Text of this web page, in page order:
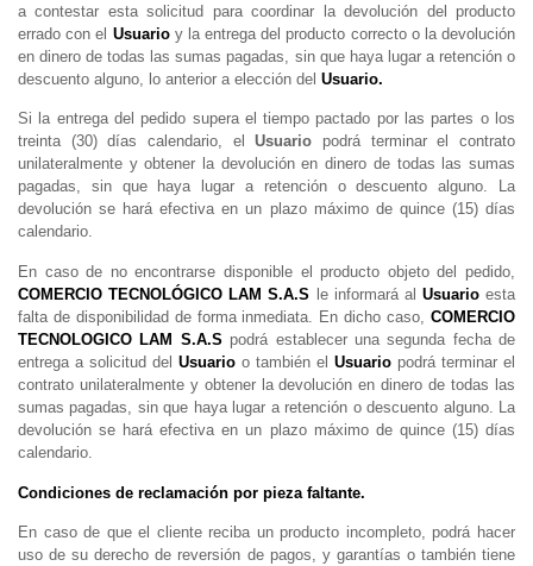
a contestar esta solicitud para coordinar la devolución del producto
errado con el Usuarioy la entrega del producto correcto o la devolución
en dinero de todas las sumas pagadas, sin que haya lugar a retención o
descuento alguno, lo anterior a elección del Usuario.
Si la entrega del pedido supera el tiempo pactado por las partes o los
treinta (30) días calendario, elUsuario podrá terminar el contrato
unilateralmente y obtener la devolución en dinero de todas las sumas
pagadas, sin que haya lugar a retención o descuento alguno. La
devolución se hará efectiva en un plazo máximo de quince (15) días
calendario.
En caso de no encontrarse disponible el producto objeto del pedido,
COMERCIO TECNOLÓGICO LAM S.A.S le informará al Usuarioesta
falta de disponibilidad de forma inmediata. En dicho caso, COMERCIO
TECNOLOGICO LAM S.A.S podrá establecer una segunda fecha de
entrega a solicitud del Usuario o también el Usuario podrá terminar el
contrato unilateralmente y obtener la devolución en dinero de todas las
sumas pagadas, sin que haya lugar a retención o descuento alguno. La
devolución se hará efectiva en un plazo máximo de quince (15) días
calendario.
Condiciones de reclamación por pieza faltante.
En caso de que el cliente reciba un producto incompleto, podrá hacer
uso de su derecho de reversión de pagos, y garantías o también tiene